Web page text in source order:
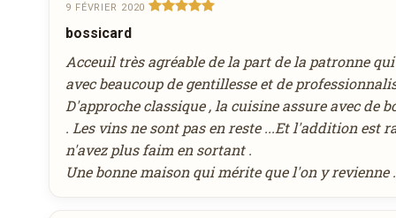
-SORBET FRUIT DE LA PASSION ET
-FILET MIGNON DE VEAU FERMIER „ROSSINI“,
VÉGÉTAUX DU MARCHÉ
-DÉCLINAISON AUTOUR DES FRUITS ROUGES
MENU SAINT SYLVESTRE 2015 85,00€
MENU SAINT SYLVESTRE RESTAURANT
lun mar mer jeu ven sam dim
27 28 29 30 31 1
2
3
5 6 8
9
10
11 12 13
17
18 19 20 21 22
23
Heure souhaitée
Réservation au nom de
9 FÉVRIER 2020
bossicard
Acceuil très agréable de la part de la patronne
avec beaucoup de gentillesse et de
D'approche classique , la cuisine assure avec de
. Les vins ne sont pas en reste ...Et l'addition est
n'avez plus faim en sortant .
Une bonne maison qui mérite que l'on y revienne .